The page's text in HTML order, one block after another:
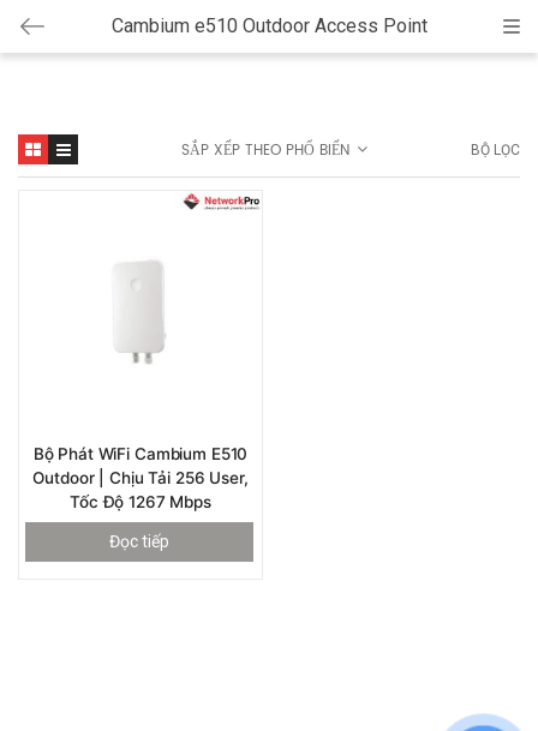
Cambium e510 Outdoor Access Point
SẮP XẾP THEO PHỔ BIẾN BỘ LỌC
​Bộ Phát WiFi Cambium E510
Outdoor | Chịu Tải 256 User,
Tốc Độ 1267 Mbps
Đọc tiếp